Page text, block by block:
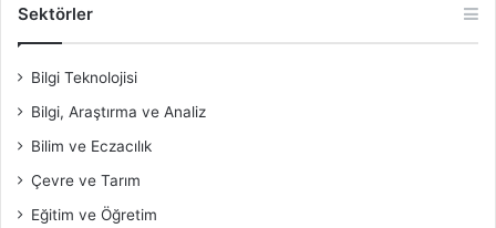
Sektörler
Bilgi Teknolojisi
Bilgi, Araştırma ve Analiz
Bilim ve Eczacılık
Çevre ve Tarım
Eğitim ve Öğretim